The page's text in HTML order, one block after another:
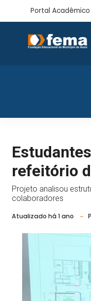
Portal Acadêmico
refeitório
Projeto analisou
colaboradores
Atualizado há 1 ano